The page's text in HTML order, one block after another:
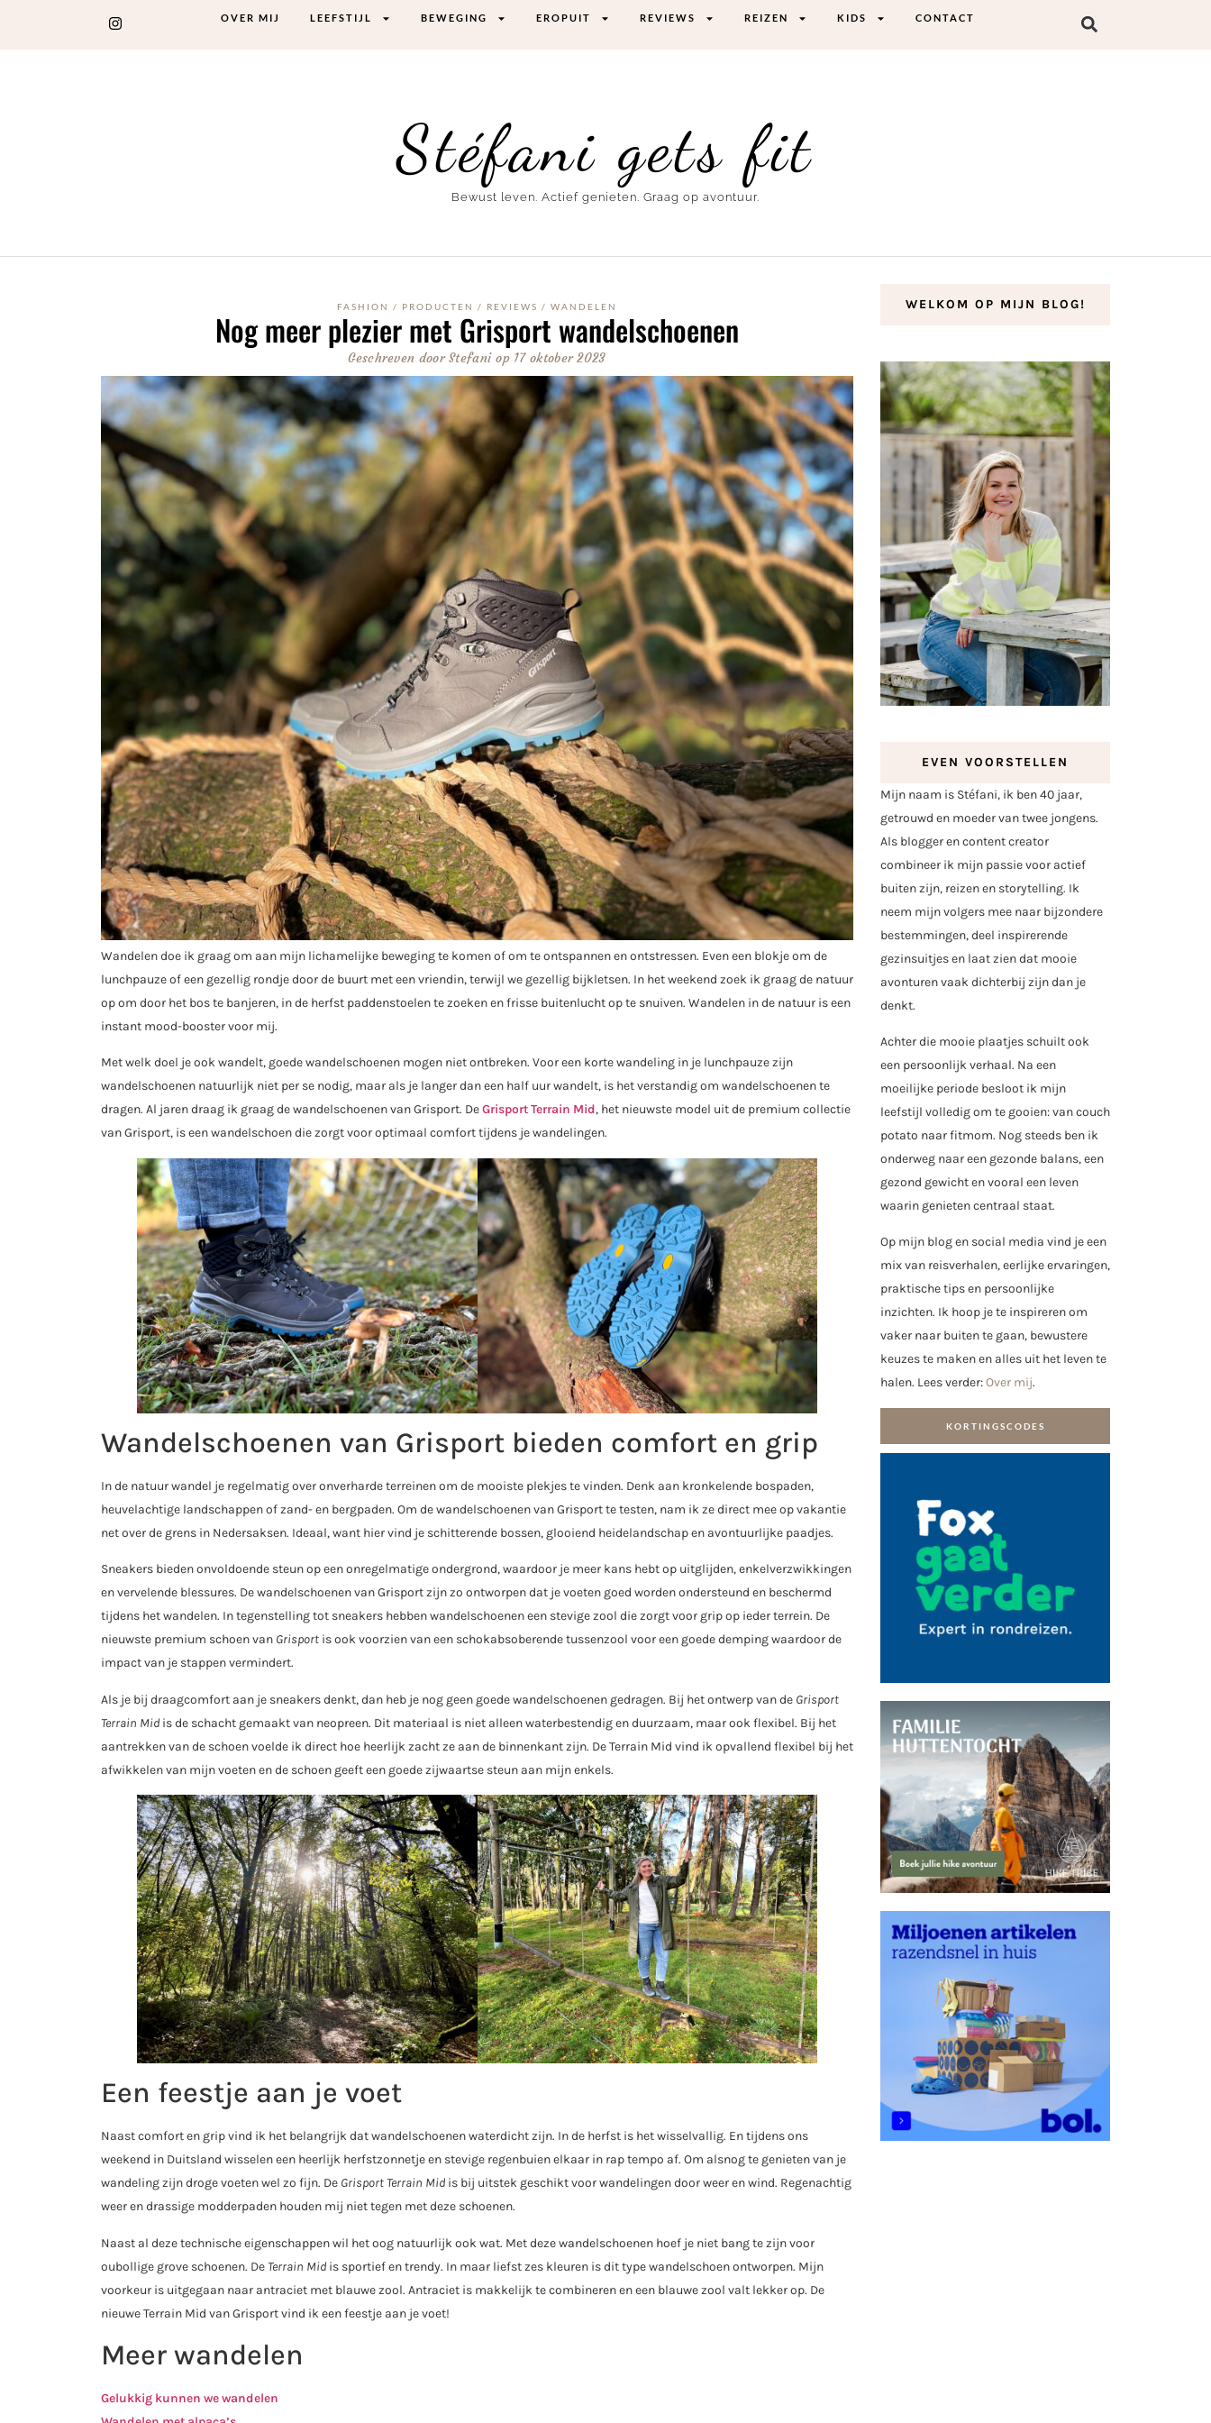
OVER MIJ LEEFSTIJL BEWEGING EROPUIT REVIEWS REIZEN KIDS CONTACT
Stéfani gets fit
Bewust leven. Actief genieten. Graag op avontuur.
FASHION / PRODUCTEN / REVIEWS / WANDELEN
Nog meer plezier met Grisport wandelschoenen
Geschreven doorStefani op 17 oktober 2023
Wandelen doe ik graag om aan mijn lichamelijke beweging te komen of om te ontspannen en ontstressen. Even een blokje om de
lunchpauze of een gezellig rondje door de buurt met een vriendin, terwijl we gezellig bijkletsen. In het weekend zoek ik graag de natuur
op om door het bos te banjeren, in de herfst paddenstoelen te zoeken en frisse buitenlucht op te snuiven. Wandelen in de natuur is een
instant mood-booster voor mij.
Met welk doel je ook wandelt, goede wandelschoenen mogen niet ontbreken. Voor een korte wandeling in je lunchpauze zijn
wandelschoenen natuurlijk niet per se nodig, maar als je langer dan een half uur wandelt, is het verstandig om wandelschoenen te
dragen. Al jaren draag ik graag de wandelschoenen van Grisport. DeGrisport Terrain Mid, het nieuwste model uit de premium collectie
van Grisport, is een wandelschoen die zorgt voor optimaal comfort tijdens je wandelingen.
Wandelschoenen van Grisport bieden comfort en grip
In de natuur wandel je regelmatig over onverharde terreinen om de mooiste plekjes te vinden. Denk aan kronkelende bospaden,
heuvelachtige landschappen of zand- en bergpaden. Om de wandelschoenen van Grisport te testen, nam ik ze direct mee op vakantie
net over de grens in Nedersaksen. Ideaal, want hier vind je schitterende bossen, glooiend heidelandschap en avontuurlijke paadjes.
Sneakers bieden onvoldoende steun op een onregelmatige ondergrond, waardoor je meer kans hebt op uitglijden, enkelverzwikkingen
en vervelende blessures. De wandelschoenen van Grisport zijn zo ontworpen dat je voeten goed worden ondersteund en beschermd
tijdens het wandelen. In tegenstelling tot sneakers hebben wandelschoenen een stevige zool die zorgt voor grip op ieder terrein. De
nieuwste premium schoen van Grisport is ook voorzien van een schokabsoberende tussenzool voor een goede demping waardoor de
impact van je stappen vermindert.
Als je bij draagcomfort aan je sneakers denkt, dan heb je nog geen goede wandelschoenen gedragen. Bij het ontwerp van de Grisport
Terrain Mid is de schacht gemaakt van neopreen. Dit materiaal is niet alleen waterbestendig en duurzaam, maar ook flexibel. Bij het
aantrekken van de schoen voelde ik direct hoe heerlijk zacht ze aan de binnenkant zijn. De Terrain Mid vind ik opvallend flexibel bij het
afwikkelen van mijn voeten en de schoen geeft een goede zijwaartse steun aan mijn enkels.
Een feestje aan je voet
Naast comfort en grip vind ik het belangrijk dat wandelschoenen waterdicht zijn. In de herfst is het wisselvallig. En tijdens ons
weekend in Duitsland wisselen een heerlijk herfstzonnetje en stevige regenbuien elkaar in rap tempo af. Om alsnog te genieten van je
wandeling zijn droge voeten wel zo fijn. De Grisport Terrain Mid is bij uitstek geschikt voor wandelingen door weer en wind. Regenachtig
weer en drassige modderpaden houden mij niet tegen met deze schoenen.
Naast al deze technische eigenschappen wil het oog natuurlijk ook wat. Met deze wandelschoenen hoef je niet bang te zijn voor
oubollige grove schoenen. De Terrain Mid is sportief en trendy. In maar liefst zes kleuren is dit type wandelschoen ontworpen. Mijn
voorkeur is uitgegaan naar antraciet met blauwe zool. Antraciet is makkelijk te combineren en een blauwe zool valt lekker op. De
nieuwe Terrain Mid van Grisport vind ik een feestje aan je voet!
Meer wandelen
Gelukkig kunnen we wandelen
WELKOM OP MIJN BLOG!
EVEN VOORSTELLEN
Mijn naam is Stéfani, ik ben 40 jaar,
getrouwd en moeder van twee jongens.
Als blogger en content creator
combineer ik mijn passie voor actief
buiten zijn, reizen en storytelling. Ik
neem mijn volgers mee naar bijzondere
bestemmingen, deel inspirerende
gezinsuitjes en laat zien dat mooie
avonturen vaak dichterbij zijn dan je
denkt.
Achter die mooie plaatjes schuilt ook
een persoonlijk verhaal. Na een
moeilijke periode besloot ik mijn
leefstijl volledig om te gooien: van couch
potato naar fitmom. Nog steeds ben ik
onderweg naar een gezonde balans, een
gezond gewicht en vooral een leven
waarin genieten centraal staat.
Op mijn blog en social media vind je een
mix van reisverhalen, eerlijke ervaringen,
praktische tips en persoonlijke
inzichten. Ik hoop je te inspireren om
vaker naar buiten te gaan, bewustere
keuzes te maken en alles uit het leven te
halen. Lees verder:Over mij.
KORTINGSCODES